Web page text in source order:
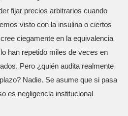
fijar precios arbitrarios cuando
visto con la insulina o ciertos
ciegamente en la equivalencia
han repetido miles de veces en
Pero ¿quién audita realmente
Nadie. Se asume que si pasa
es negligencia institucional